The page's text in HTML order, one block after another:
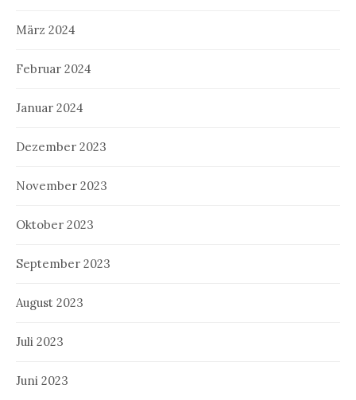
März 2024
Februar 2024
Januar 2024
Dezember 2023
November 2023
Oktober 2023
September 2023
August 2023
Juli 2023
Juni 2023